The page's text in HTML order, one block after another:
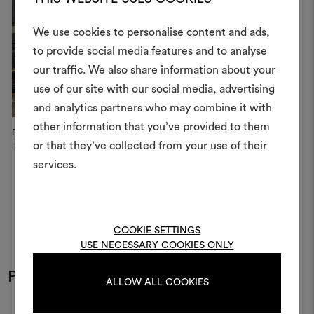
We use cookies to personalise content and ads,
to provide social media features and to analyse
our traffic. We also share information about your
use of our site with our social media, advertising
and analytics partners who may combine it with
other information that you’ve provided to them
or that they’ve collected from your use of their
services.
COOKIE SETTINGS
USE NECESSARY COOKIES ONLY
ALLOW ALL COOKIES
Bethesda Residence
Bethesda, MD
Private Apartment
Paris
Produkt im Einsatz
Farben
Ein
erstellen
Ein interaktives Tool, mit
Ideen zum Leben
anderen teilen können,